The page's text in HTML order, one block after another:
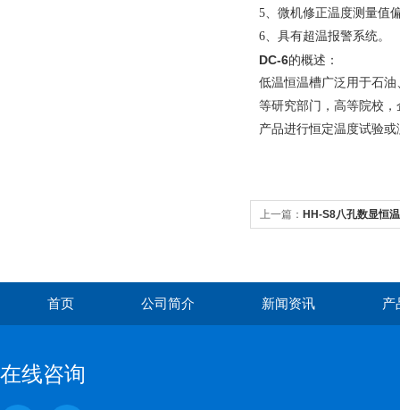
5、微机修正温度测量值
6、具有超温报警系统。
DC-6的概述：
低温恒温槽广泛用于石
等研究部门，高等院校
产品进行恒定温度试验
上一篇： HH-S8八孔数显恒
首页 公司简介 新闻资讯 产
在线咨询